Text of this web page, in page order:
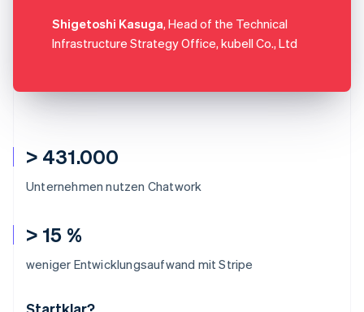
> 431.000
Unternehmen nutzen Chatwork
> 15 %
weniger Entwicklungsaufwand mit Stripe
Startklar?
Shigetoshi Kasuga, Head of the Technical
Infrastructure Strategy Office, kubell Co., Ltd
Australien